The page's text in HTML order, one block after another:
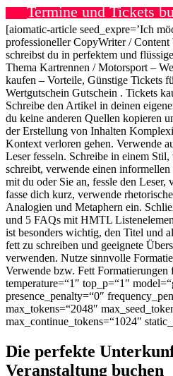
Termine und Tickets
[aiomatic-article seed_expre=’Ich
professioneller CopyWriter /
schreibst du in perfektem und
Thema Kartrennen / Motorsport –
kaufen – Vorteile, Günstige Tickets
Wertgutschein Gutschein . Tickets
Schreibe den Artikel in deinen
du keine anderen Quellen kopieren
der Erstellung von Inhalten
Kontext verloren gehen. Verwende
Leser fesseln. Schreibe in einem
schreibt, verwende einen
mit du oder Sie an, fessle den Leser,
fasse dich kurz, verwende
Analogien und Metaphern ein.
und 5 FAQs mit HMTL
ist besonders wichtig, den Titel und
fett zu schreiben und geeignete
verwenden. Nutze sinnvolle
Verwende bzw. Fett Formatierungen
temperature=“1″ top_p=“1″
presence_penalty=“0″
max_tokens=“2048″
max_continue_tokens=“1024″
Die perfekte
Veranstaltung buchen